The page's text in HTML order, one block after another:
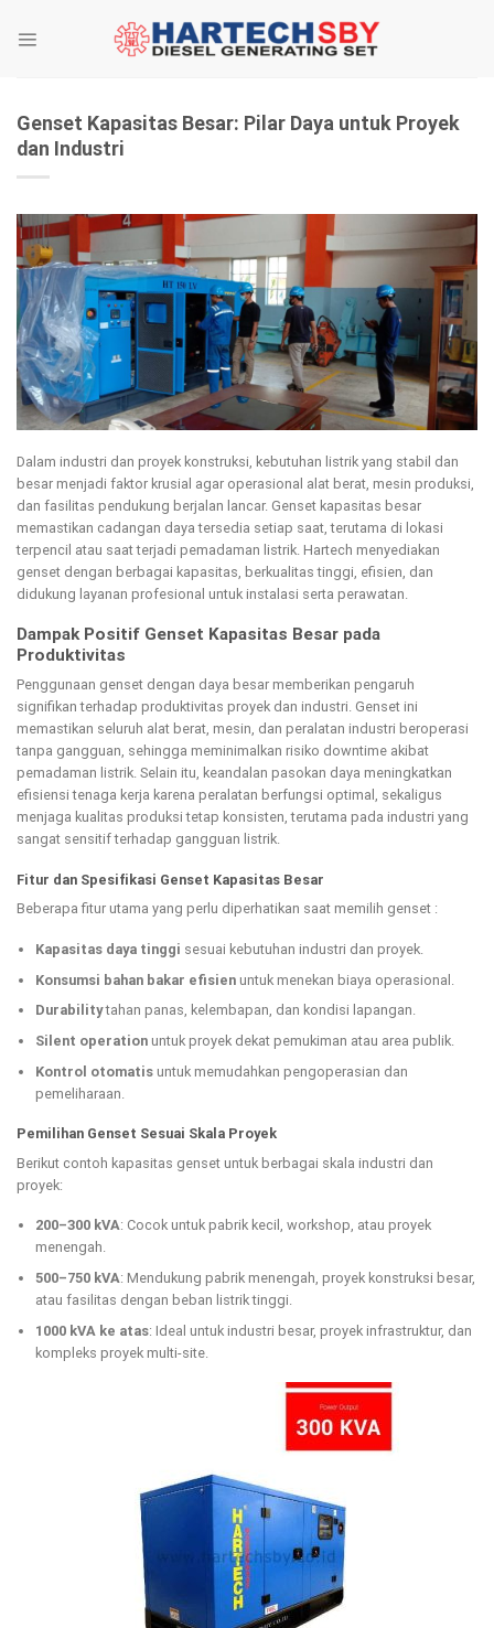
Genset Kapasitas Besar: Pilar Daya untuk Proyek
dan Industri
Dalam industri dan proyek konstruksi, kebutuhan listrik yang stabil dan
besar menjadi faktor krusial agar operasional alat berat, mesin produksi,
dan fasilitas pendukung berjalan lancar. Genset kapasitas besar
memastikan cadangan daya tersedia setiap saat, terutama di lokasi
terpencil atau saat terjadi pemadaman listrik. Hartech menyediakan
genset dengan berbagai kapasitas, berkualitas tinggi, efisien, dan
didukung layanan profesional untuk instalasi serta perawatan.
Dampak Positif Genset Kapasitas Besar pada
Produktivitas
Penggunaan genset dengan daya besar memberikan pengaruh
signifikan terhadap produktivitas proyek dan industri. Genset ini
memastikan seluruh alat berat, mesin, dan peralatan industri beroperasi
tanpa gangguan, sehingga meminimalkan risiko downtime akibat
pemadaman listrik. Selain itu, keandalan pasokan daya meningkatkan
efisiensi tenaga kerja karena peralatan berfungsi optimal, sekaligus
menjaga kualitas produksi tetap konsisten, terutama pada industri yang
sangat sensitif terhadap gangguan listrik.
Fitur dan Spesifikasi Genset Kapasitas Besar
Beberapa fitur utama yang perlu diperhatikan saat memilih genset :
Kapasitas daya tinggi sesuai kebutuhan industri dan proyek.
Konsumsi bahan bakar efisienuntuk menekan biaya operasional.
Durabilitytahan panas, kelembapan, dan kondisi lapangan.
Silent operationuntuk proyek dekat pemukiman atau area publik.
Kontrol otomatisuntuk memudahkan pengoperasian dan
pemeliharaan.
Pemilihan Genset Sesuai Skala Proyek
Berikut contoh kapasitas genset untuk berbagai skala industri dan
proyek:
200–300 kVA: Cocok untuk pabrik kecil, workshop, atau proyek
menengah.
500–750 kVA: Mendukung pabrik menengah, proyek konstruksi besar,
atau fasilitas dengan beban listrik tinggi.
1000 kVA ke atas: Ideal untuk industri besar, proyek infrastruktur, dan
kompleks proyek multi-site.